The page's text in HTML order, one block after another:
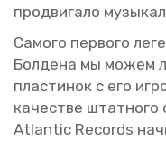
про­дви­га­ло
Са­мо­го пер­во­го
Бол­де­на мы можем
пла­сти­нок с его
ка­че­стве
Atlantic Records